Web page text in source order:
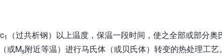
1
（过共析钢）以上温度，保温一段时间，使之全部或部分奥
或Ms附近等温）进行马氏体（或贝氏体）转变的热处理工艺